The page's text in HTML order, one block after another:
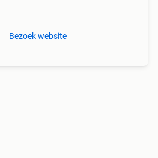
Bezoek website